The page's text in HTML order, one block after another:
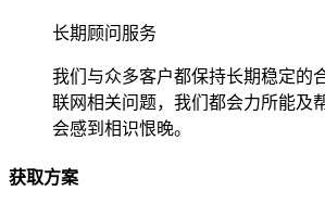
长期顾问服务
我们与众多客户都保持长期稳定的
联网相关问题，我们都会力所能及
会感到相识恨晚。
获取方案